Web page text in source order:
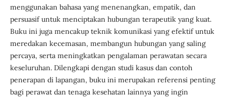
menggunakan bahasa yang menenangkan, empatik, dan
persuasif untuk menciptakan hubungan terapeutik yang kuat.
Buku ini juga mencakup teknik komunikasi yang efektif untuk
meredakan kecemasan, membangun hubungan yang saling
percaya, serta meningkatkan pengalaman perawatan secara
keseluruhan. Dilengkapi dengan studi kasus dan contoh
penerapan di lapangan, buku ini merupakan referensi penting
bagi perawat dan tenaga kesehatan lainnya yang ingin